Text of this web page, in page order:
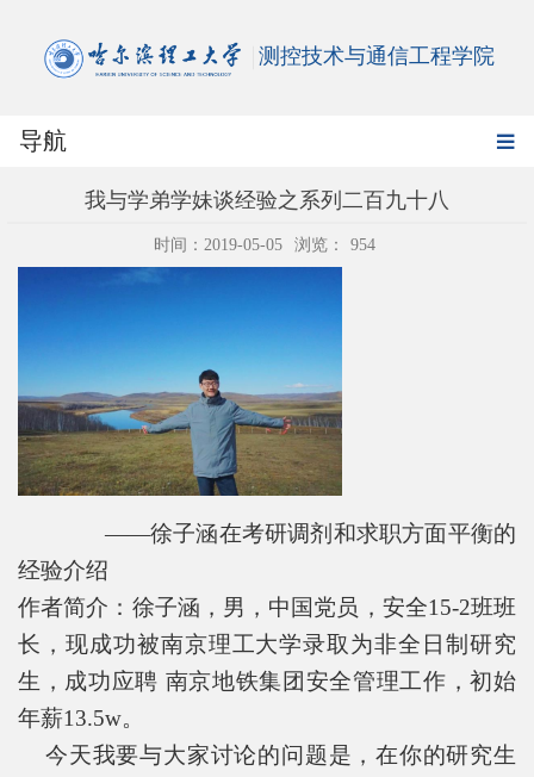
测控技术与通信工程学院
导航
我与学弟学妹谈经验之系列二百九十八
时间：2019-05-05 浏览： 954
——徐子涵在考研调剂和求职方面平衡的
经验介绍
作者简介：徐子涵，男，中国党员，安全15-2班班
长，现成功被南京理工大学录取为非全日制研究
生，成功应聘 南京地铁集团安全管理工作，初始
年薪13.5w。
今天我要与大家讨论的问题是，在你的研究生